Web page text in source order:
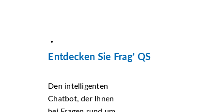
Entdecken Sie Frag' QS
Den intelligenten
Chatbot, der Ihnen